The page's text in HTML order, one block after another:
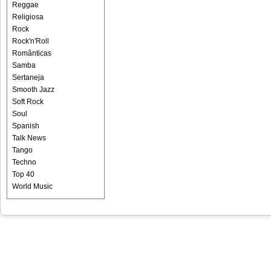
Reggae
Religiosa
Rock
Rock'n'Roll
Românticas
Samba
Sertaneja
Smooth Jazz
Soft Rock
Soul
Spanish
Talk News
Tango
Techno
Top 40
World Music